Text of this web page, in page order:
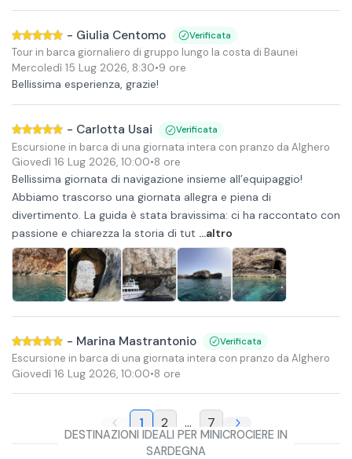
- Giulia Centomo Verificata
Tour in barca giornaliero di gruppo lungo la costa di Baunei
Mercoledì 15 Lug 2026, 8:30•9 ore
Bellissima esperienza, grazie!
- Carlotta Usai Verificata
Escursione in barca di una giornata intera con pranzo da Alghero
Giovedì 16 Lug 2026, 10:00•8 ore
Bellissima giornata di navigazione insieme all’equipaggio!
Abbiamo trascorso una giornata allegra e piena di
divertimento. La guida è stata bravissima: ci ha raccontato con
passione e chiarezza la storia di tut ...altro
- Marina Mastrantonio Verificata
Escursione in barca di una giornata intera con pranzo da Alghero
Giovedì 16 Lug 2026, 10:00•8 ore
1 2 ... 7
DESTINAZIONI IDEALI PER MINICROCIERE IN
SARDEGNA